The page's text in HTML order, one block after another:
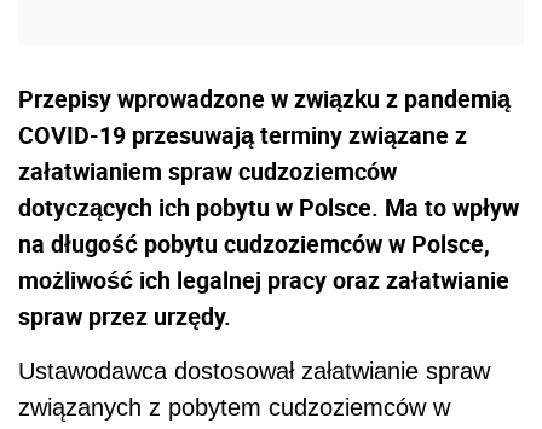
Przepisy wprowadzone w związku z pandemią
COVID-19 przesuwają terminy związane z
załatwianiem spraw cudzoziemców
dotyczących ich pobytu w Polsce. Ma to wpływ
na długość pobytu cudzoziemców w Polsce,
możliwość ich legalnej pracy oraz załatwianie
spraw przez urzędy.
Ustawodawca dostosował załatwianie spraw
związanych z pobytem cudzoziemców w